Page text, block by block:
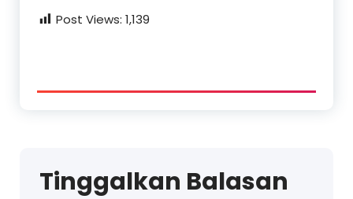
Post Views: 1,139
Tinggalkan Balasan